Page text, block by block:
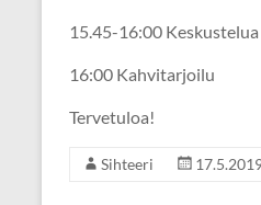
15.45-16:00 Keskustelua
16:00 Kahvitarjoilu
Tervetuloa!
Sihteeri